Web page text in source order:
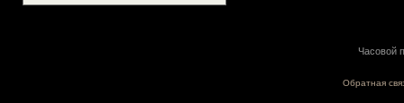
Часовой
Обратная